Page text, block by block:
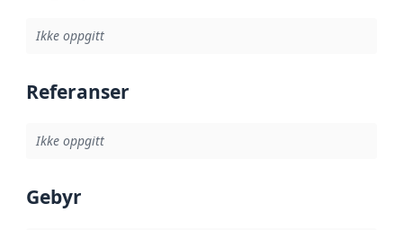
Ikke oppgitt
Referanser
Ikke oppgitt
Gebyr